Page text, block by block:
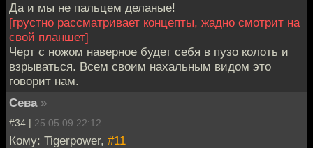
Да и мы не пальцем деланые!
[грустно рассматривает концепты, жадно смотрит на
свой планшет]
Черт с ножом наверное будет себя в пузо колоть и
взрываться. Всем своим нахальным видом это
говорит нам.
Сева »
#34 | 25.05.09 22:12
Кому: Tigerpower, #11